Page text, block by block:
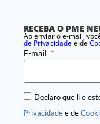
RECEBA O PME
Ao enviar o e-mail,
de Privacidadee de
E-mail
Declaro que li e
Privacidadee de